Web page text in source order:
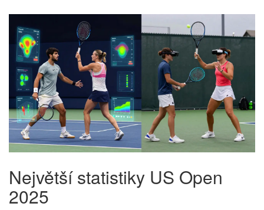
Největší statistiky US Open
2025